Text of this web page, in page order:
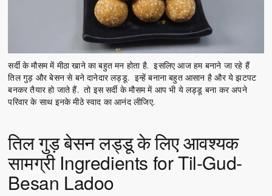
सर्दी के मौसम में मीठा खाने का बहुत मन होता है. इसलिए आज हम बनाने जा रहे हैं
तिल गुड़ और बेसन से बने दानेदार लड्डू. इन्हें बनाना बहुत आसान है और ये झटपट
बनकर तैयार हो जाते हैं. तो इस सर्दी के मौसम में आप भी ये लड्डू बना कर अपने
परिवार के साथ इनके मीठे स्वाद का आनंद लीजिए.
तिल गुड़ बेसन लड्डू के लिए आवश्यक
सामग्री Ingredients for Til-Gud-
Besan Ladoo